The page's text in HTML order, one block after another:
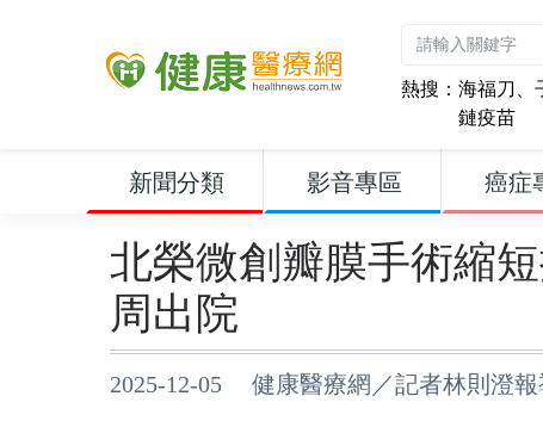
熱搜： 海福刀 、
鏈疫苗
新聞分類 影音專區 癌症
北榮微創瓣膜手術縮
周出院
2025-12-05 健康醫療網／記者林則澄報